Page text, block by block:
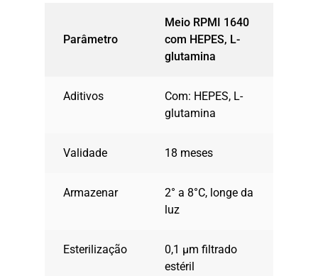
Parâmetro
Meio RPMI 1640
com HEPES, L-
glutamina
Aditivos
Com: HEPES, L-
glutamina
Validade 18 meses
Armazenar
2° a 8°C, longe da
luz
Esterilização
0,1 µm filtrado
estéril